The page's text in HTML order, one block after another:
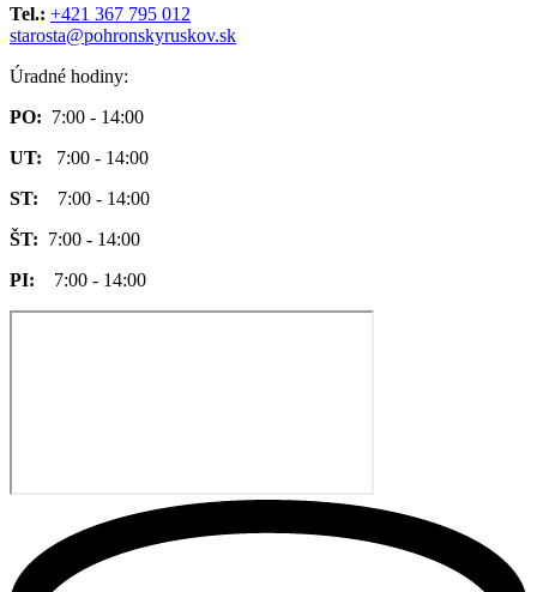
Tel.: +421 367 795 012
starosta@pohronskyruskov.sk
Úradné hodiny:
PO: 7:00 - 14:00
UT:
7:00 - 14:00
ST:
7:00 - 14:00
ŠT: 7:00 - 14:00
PI: 7:00 - 14:00